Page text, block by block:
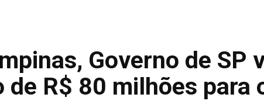
Governo de SP
de R$ 80 milhões para